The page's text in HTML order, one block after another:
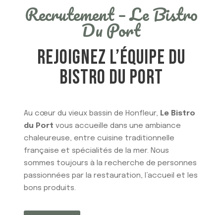
Recrutement – Le Bistro
Du Port
REJOIGNEZ L’ÉQUIPE DU
BISTRO DU PORT
Au cœur du vieux bassin de Honfleur, Le Bistro
du Port vous accueille dans une ambiance
chaleureuse, entre cuisine traditionnelle
française et spécialités de la mer. Nous
sommes toujours à la recherche de personnes
passionnées par la restauration, l’accueil et les
bons produits.